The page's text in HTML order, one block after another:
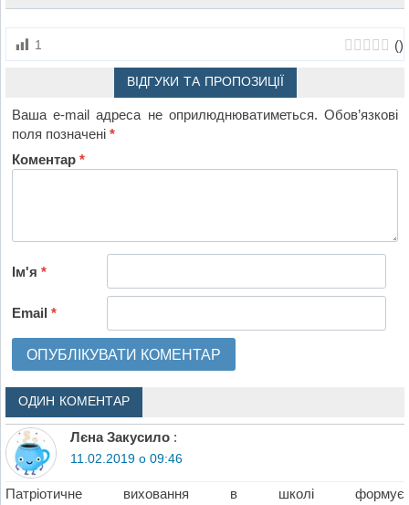
1 ()
ВІДГУКИ ТА ПРОПОЗИЦІЇ
Ваша e-mail адреса не оприлюднюватиметься. Обов’язкові
поля позначені*
Коментар*
Ім'я*
Email*
ОДИН КОМЕНТАР
Лєна Закусило :
11.02.2019 о 09:46
Патріотичне виховання в школі формує